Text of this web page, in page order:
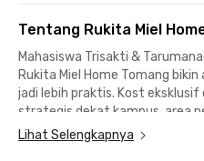
Tentang Rukita Miel
Mahasiswa Trisakti &
Rukita Miel Home Tomang
jadi lebih praktis. Kost eksklusif
strategis dekat kampus, area
hiburan Jakarta.
Lihat Selengkapnya